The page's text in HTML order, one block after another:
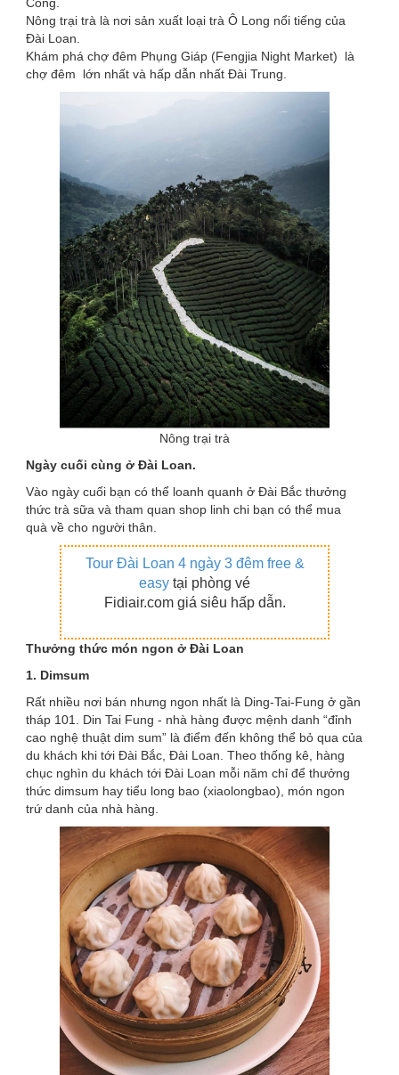
Công.
Nông trại trà là nơi sản xuất loại trà Ô Long nổi tiếng của
Đài Loan.
Khám phá chợ đêm Phụng Giáp (Fengjia Night Market) là
chợ đêm lớn nhất và hấp dẫn nhất Đài Trung.
Nông trại trà
Ngày cuối cùng ở Đài Loan.
Vào ngày cuối bạn có thể loanh quanh ở Đài Bắc thưởng
thức trà sữa và tham quan shop linh chi bạn có thể mua
quà về cho người thân.
Tour Đài Loan 4 ngày 3 đêm free &
easy tại phòng vé
Fidiair.com giá siêu hấp dẫn.
Thưởng thức món ngon ở Đài Loan
1. Dimsum
Rất nhiều nơi bán nhưng ngon nhất là Ding-Tai-Fung ở gần
tháp 101. Din Tai Fung - nhà hàng được mệnh danh “đỉnh
cao nghệ thuật dim sum” là điểm đến không thể bỏ qua của
du khách khi tới Đài Bắc, Đài Loan. Theo thống kê, hàng
chục nghìn du khách tới Đài Loan mỗi năm chỉ để thưởng
thức dimsum hay tiểu long bao (xiaolongbao), món ngon
trứ danh của nhà hàng.